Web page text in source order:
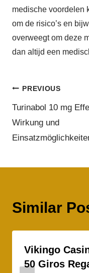
medische voordelen
om de risico’s en
overweegt om deze
dan altijd een
PREVIOUS
Turinabol 10 mg
Wirkung und
Similar
Vikingo
50 Giros